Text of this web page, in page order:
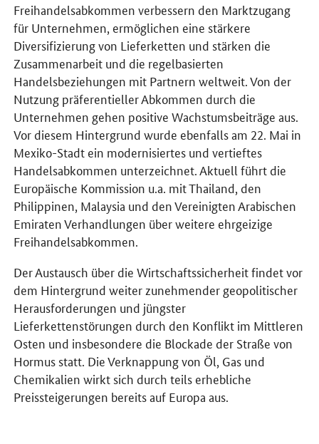
Freihandelsabkommen verbessern den Marktzugang
für Unternehmen, ermöglichen eine stärkere
Diversifizierung von Lieferketten und stärken die
Zusammenarbeit und die regelbasierten
Handelsbeziehungen mit Partnern weltweit. Von der
Nutzung präferentieller Abkommen durch die
Unternehmen gehen positive Wachstumsbeiträge aus.
Vor diesem Hintergrund wurde ebenfalls am 22. Mai in
Mexiko-Stadt ein modernisiertes und vertieftes
Handelsabkommen unterzeichnet. Aktuell führt die
Europäische Kommission u.a. mit Thailand, den
Philippinen, Malaysia und den Vereinigten Arabischen
Emiraten Verhandlungen über weitere ehrgeizige
Freihandelsabkommen.
Der Austausch über die Wirtschaftssicherheit findet vor
dem Hintergrund weiter zunehmender geopolitischer
Herausforderungen und jüngster
Lieferkettenstörungen durch den Konflikt im Mittleren
Osten und insbesondere die Blockade der Straße von
Hormus statt. Die Verknappung von Öl, Gas und
Chemikalien wirkt sich durch teils erhebliche
Preissteigerungen bereits auf Europa aus.